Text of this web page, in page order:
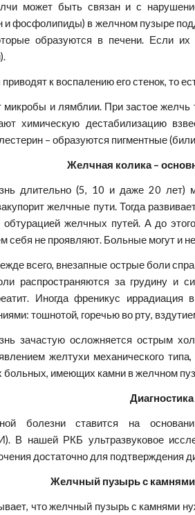
может быть связан и с
и фосфолипиды) в желчном пузыре
образуются в печени. Если
к воспалению его стенок, то
и лямблии. При застое желчь
химическую дестабилизацию
– образуются пигментные
Желчная колика –
длительно (5, 10 и даже 20 лет)
желчные пути. Тогда
желчных путей. А до
себя не проявляют. Больные могут и
всего, внезапные острые боли
распространяются за грудину и
Иногда френикус
тошнотой, горечью во рту,
зачастую осложняется острым
желтухи механического
больных, имеющих камни в желчном
Диагностика
болезни ставится на
В нашей РКБ ультразвуковое
достаточно для подтверждения
Желчный пузырь с
что желчный пузырь с камнями